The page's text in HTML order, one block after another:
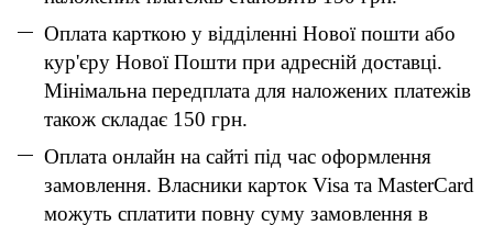
Оплата карткою у відділенні Нової пошти або
кур'єру Нової Пошти при адресній доставці.
Мінімальна передплата для наложених платежів
також складає 150 грн.
Оплата онлайн на сайті під час оформлення
замовлення. Власники карток Visa та MasterCard
можуть сплатити повну суму замовлення в